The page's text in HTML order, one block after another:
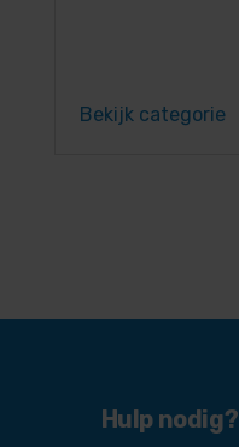
Bekijk categorie
Hulp nodig?